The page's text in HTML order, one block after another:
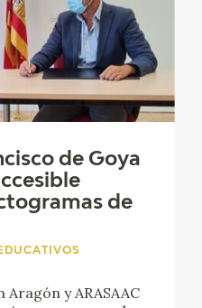
de Goya
de
Aragón y ARASAAC